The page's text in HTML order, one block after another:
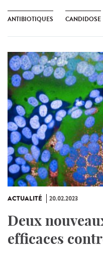
ANTIBIOTIQUES CANDIDOSE
ACTUALITÉ 20.02.2023
Deux
efficaces